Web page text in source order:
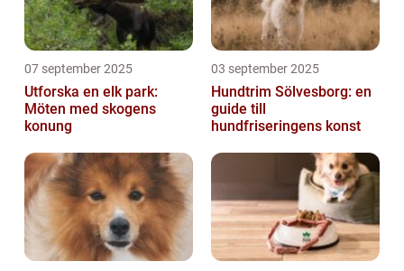
07 september 2025
Utforska en elk park:
Möten med skogens
konung
03 september 2025
Hundtrim Sölvesborg: en
guide till
hundfriseringens konst